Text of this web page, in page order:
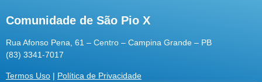
Comunidade de São Pio X
Rua Afonso Pena, 61 – Centro – Campina Grande – PB
(83) 3341-7017
Termos Uso | Política de Privacidade